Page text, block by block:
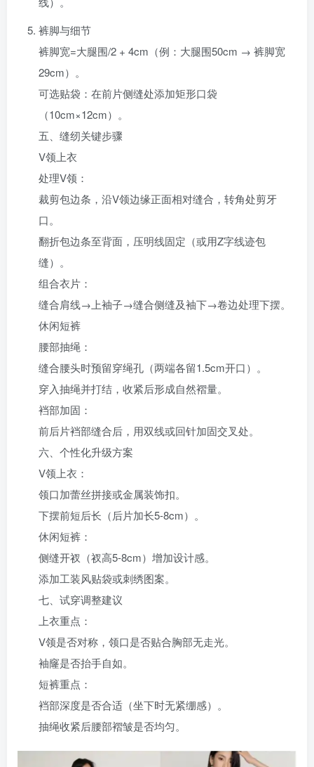
裤脚与细节‌
裤脚宽=大腿围/2 + 4cm（例：大腿围50cm → 裤脚宽
29cm）。
可选贴袋：在前片侧缝处添加矩形口袋
（10cm×12cm）。
五、缝纫关键步骤‌
V领上衣‌
处理V领‌：
裁剪包边条，沿V领边缘正面相对缝合，转角处剪牙
口。
翻折包边条至背面，压明线固定（或用Z字线迹包
缝）。
组合衣片‌：
缝合肩线→上袖子→缝合侧缝及袖下→卷边处理下摆。
休闲短裤‌
腰部抽绳‌：
缝合腰头时预留穿绳孔（两端各留1.5cm开口）。
穿入抽绳并打结，收紧后形成自然褶量。
裆部加固‌：
前后片裆部缝合后，用双线或回针加固交叉处。
六、个性化升级方案‌
V领上衣‌：
领口加蕾丝拼接或金属装饰扣。
下摆前短后长（后片加长5-8cm）。
休闲短裤‌：
侧缝开衩（衩高5-8cm）增加设计感。
添加工装风贴袋或刺绣图案。
七、试穿调整建议‌
上衣重点‌：
V领是否对称，领口是否贴合胸部无走光。
袖窿是否抬手自如。
短裤重点‌：
裆部深度是否合适（坐下时无紧绷感）。
抽绳收紧后腰部褶皱是否均匀。